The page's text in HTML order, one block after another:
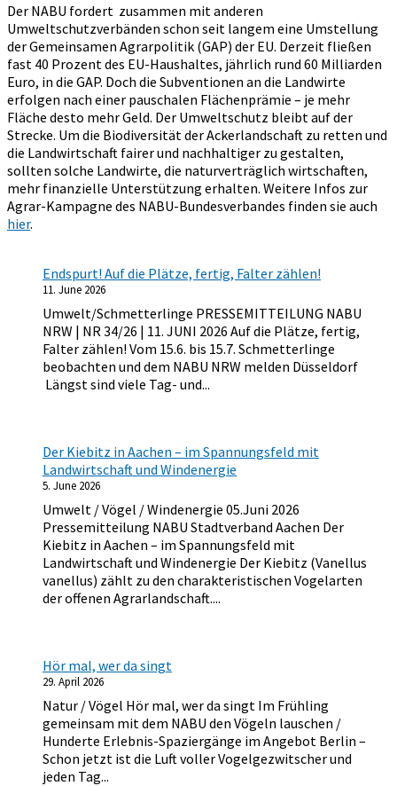
Der NABU fordert zusammen mit anderen
Umweltschutzverbänden schon seit langem eine Umstellung
der Gemeinsamen Agrarpolitik (GAP) der EU. Derzeit fließen
fast 40 Prozent des EU-Haushaltes, jährlich rund 60 Milliarden
Euro, in die GAP. Doch die Subventionen an die Landwirte
erfolgen nach einer pauschalen Flächenprämie – je mehr
Fläche desto mehr Geld. Der Umweltschutz bleibt auf der
Strecke. Um die Biodiversität der Ackerlandschaft zu retten und
die Landwirtschaft fairer und nachhaltiger zu gestalten,
sollten solche Landwirte, die naturverträglich wirtschaften,
mehr finanzielle Unterstützung erhalten. Weitere Infos zur
Agrar-Kampagne des NABU-Bundesverbandes finden sie auch
hier.
Endspurt! Auf die Plätze, fertig, Falter zählen!
11. June 2026
Umwelt/Schmetterlinge PRESSEMITTEILUNG NABU
NRW | NR 34/26 | 11. JUNI 2026 Auf die Plätze, fertig,
Falter zählen! Vom 15.6. bis 15.7. Schmetterlinge
beobachten und dem NABU NRW melden Düsseldorf
Längst sind viele Tag- und...
Der Kiebitz in Aachen – im Spannungsfeld mit
Landwirtschaft und Windenergie
5. June 2026
Umwelt / Vögel / Windenergie 05.Juni 2026
Pressemitteilung NABU Stadtverband Aachen Der
Kiebitz in Aachen – im Spannungsfeld mit
Landwirtschaft und Windenergie Der Kiebitz (Vanellus
vanellus) zählt zu den charakteristischen Vogelarten
der offenen Agrarlandschaft....
Hör mal, wer da singt
29. April 2026
Natur / Vögel Hör mal, wer da singt Im Frühling
gemeinsam mit dem NABU den Vögeln lauschen /
Hunderte Erlebnis-Spaziergänge im Angebot Berlin –
Schon jetzt ist die Luft voller Vogelgezwitscher und
jeden Tag...